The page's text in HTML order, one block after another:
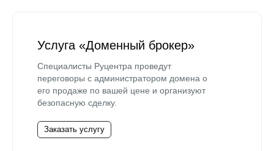
Услуга «Доменный брокер»
Специалисты Руцентра проведут
переговоры с администратором домена о
его продаже по вашей цене и организуют
безопасную сделку.
Заказать услугу